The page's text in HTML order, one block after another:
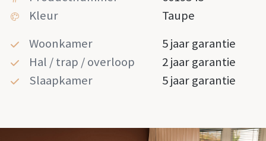
Kleur
Taupe
Woonkamer
5 jaar garantie
Hal / trap / overloop
2 jaar garantie
Slaapkamer
5 jaar garantie